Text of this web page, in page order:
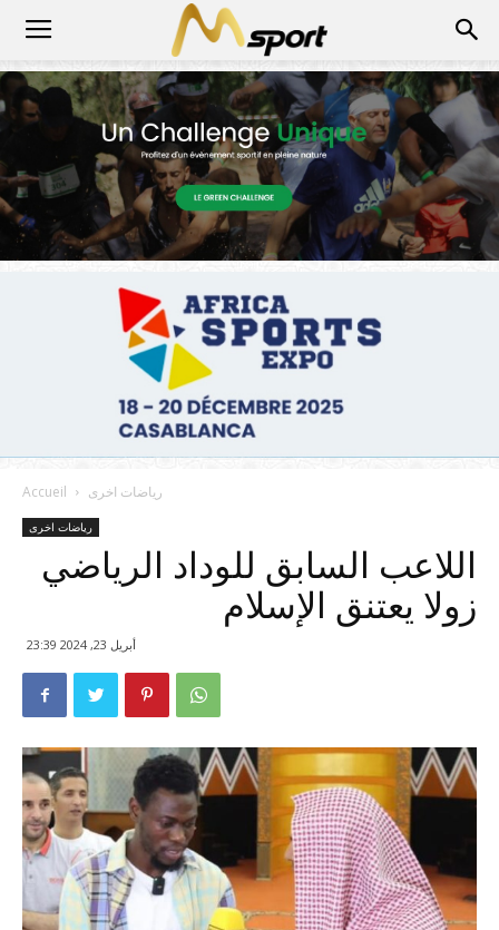
Accueil رياضات اخرى
رياضات اخرى
اللاعب السابق للوداد الرياضي
زولا يعتنق الإسلام
أبريل 23, 2024 23:39